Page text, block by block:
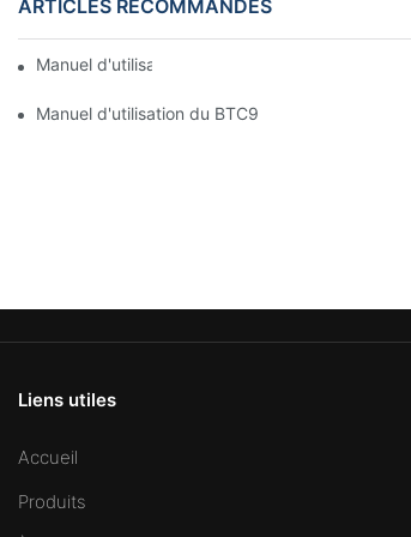
ARTICLES RECOMMANDÉS
Manuel d'utilisation du BTC1100
Manuel d'utilisation du BTC9994
Liens utiles
Accueil
Produits